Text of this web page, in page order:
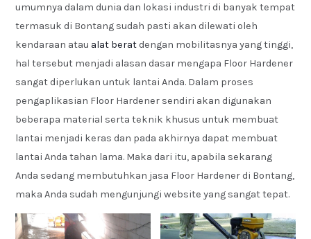
umumnya dalam dunia dan lokasi industri di banyak tempat
termasuk di Bontang sudah pasti akan dilewati oleh
kendaraan atau alat beratdengan mobilitasnya yang tinggi,
hal tersebut menjadi alasan dasar mengapa Floor Hardener
sangat diperlukan untuk lantai Anda. Dalam proses
pengaplikasian Floor Hardener sendiri akan digunakan
beberapa material serta teknik khusus untuk membuat
lantai menjadi keras dan pada akhirnya dapat membuat
lantai Anda tahan lama. Maka dari itu, apabila sekarang
Anda sedang membutuhkan jasa Floor Hardener di Bontang,
maka Anda sudah mengunjungi website yang sangat tepat.